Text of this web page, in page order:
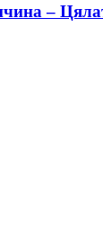
–